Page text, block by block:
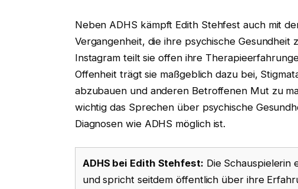
Neben ADHS kämpft Edith Stehfest auch mit
Vergangenheit, die ihre psychische
Instagram teilt sie offen ihre
Offenheit trägt sie maßgeblich dazu bei,
abzubauen und anderen Betroffenen Mut zu
wichtig das Sprechen über psychische
Diagnosen wie ADHS möglich ist.
ADHS bei Edith Stehfest: Die Schauspielerin
und spricht seitdem öffentlich über ihre